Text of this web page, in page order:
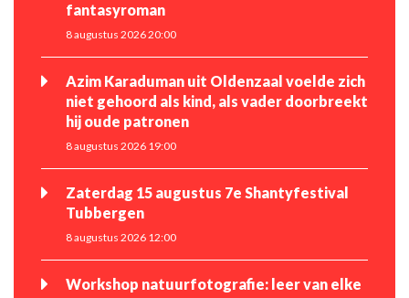
fantasyroman
8 augustus 2026 20:00
Azim Karaduman uit Oldenzaal voelde zich
niet gehoord als kind, als vader doorbreekt
hij oude patronen
8 augustus 2026 19:00
Zaterdag 15 augustus 7e Shantyfestival
Tubbergen
8 augustus 2026 12:00
Workshop natuurfotografie: leer van elke